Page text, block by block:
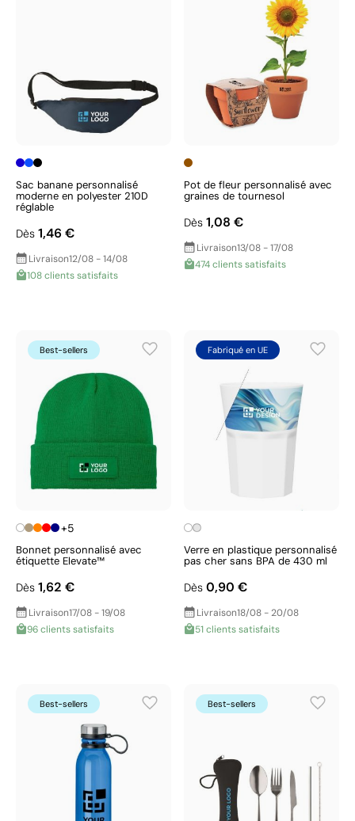
Sac banane personnalisé
moderne en polyester 210D
réglable
Dès 1,46 €
Livraison12/08 - 14/08
108 clients satisfaits
Pot de fleur personnalisé avec
graines de tournesol
Dès 1,08 €
Livraison13/08 - 17/08
474 clients satisfaits
Best-sellers
+5
Bonnet personnalisé avec
étiquette Elevate™
Dès 1,62 €
Livraison17/08 - 19/08
96 clients satisfaits
Fabriqué en UE
Verre en plastique personnalisé
pas cher sans BPA de 430 ml
Dès 0,90 €
Livraison18/08 - 20/08
51 clients satisfaits
Best-sellers Best-sellers